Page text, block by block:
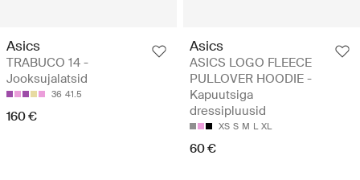
Asics
TRABUCO 14 -
Jooksujalatsid
36 41.5
160 €
Asics
ASICS LOGO FLEECE
PULLOVER HOODIE -
Kapuutsiga
dressipluusid
XS S M L XL
60 €